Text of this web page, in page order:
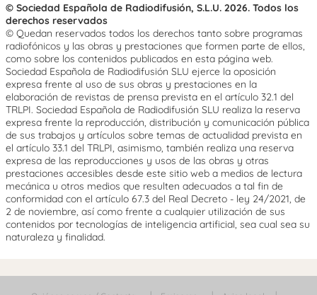
© Sociedad Española de Radiodifusión, S.L.U. 2026. Todos los
derechos reservados
© Quedan reservados todos los derechos tanto sobre programas
radiofónicos y las obras y prestaciones que formen parte de ellos,
como sobre los contenidos publicados en esta página web.
Sociedad Española de Radiodifusión SLU ejerce la oposición
expresa frente al uso de sus obras y prestaciones en la
elaboración de revistas de prensa prevista en el artículo 32.1 del
TRLPI. Sociedad Española de Radiodifusión SLU realiza la reserva
expresa frente la reproducción, distribución y comunicación pública
de sus trabajos y artículos sobre temas de actualidad prevista en
el artículo 33.1 del TRLPI, asimismo, también realiza una reserva
expresa de las reproducciones y usos de las obras y otras
prestaciones accesibles desde este sitio web a medios de lectura
mecánica u otros medios que resulten adecuados a tal fin de
conformidad con el artículo 67.3 del Real Decreto - ley 24/2021, de
2 de noviembre, así como frente a cualquier utilización de sus
contenidos por tecnologías de inteligencia artificial, sea cual sea su
naturaleza y finalidad.